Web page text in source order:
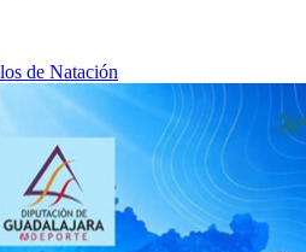
de Natación